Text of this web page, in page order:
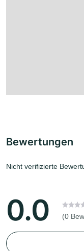
Bewertungen
Nicht verifizierte
0.0 (0